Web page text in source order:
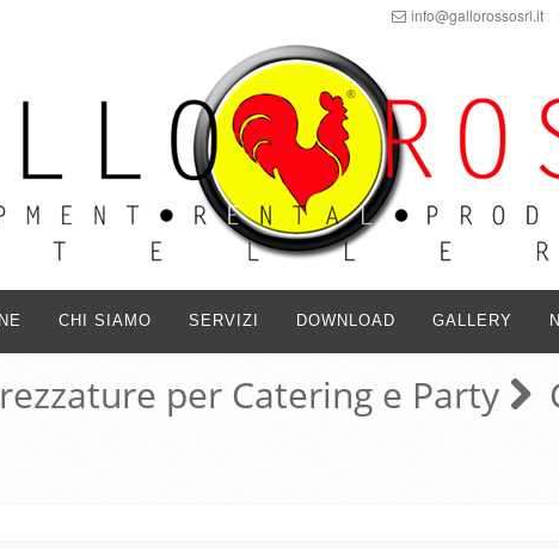
info@gallorossosrl.it
CHI SIAMO SERVIZI DOWNLOAD GALLERY
per Catering e Party